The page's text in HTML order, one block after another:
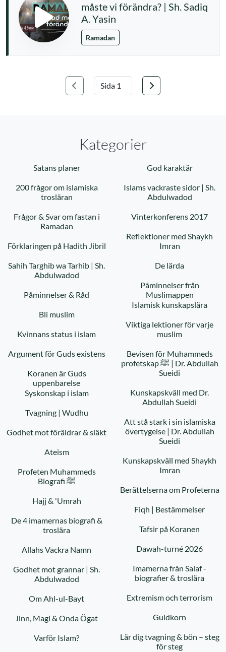
måste vi förändra? | Sh. Sadiq
A. Yasin
Ramadan
Föregående
Välj sida
Nästa
Kategorier
Satans planer God karaktär
200 frågor om islamiska
trosläran
Islams vackraste sidor | Sh.
Abdulwadod
Frågor & Svar om fastan i
Ramadan
Vinterkonferens 2017
Reflektioner med Shaykh
Imran
Förklaringen på Hadith Jibril
Sahih Targhib wa Tarhib | Sh.
Abdulwadod
De lärda
Påminnelser från
Muslimappen
Påminnelser & Råd
Islamisk kunskapslära
Bli muslim
Viktiga lektioner för varje
muslim
Kvinnans status i islam
Argument för Guds existens
Bevisen för Muhammeds
profetskap ﷺ | Dr. Abdullah
Sueidi
Koranen är Guds
uppenbarelse
Kunskapskväll med Dr.
Abdullah Sueidi
Syskonskap i islam
Tvagning | Wudhu
Att stå stark i sin islamiska
övertygelse | Dr. Abdullah
Sueidi
Godhet mot föräldrar & släkt
Ateism
Kunskapskväll med Shaykh
Imran
Profeten Muhammeds
Biografi ﷺ
Berättelserna om Profeterna
Hajj & 'Umrah
Fiqh | Bestämmelser
De 4 imamernas biografi &
troslära
Tafsir på Koranen
Dawah-turné 2026
Allahs Vackra Namn
Imamerna från Salaf -
biografier & troslära
Godhet mot grannar | Sh.
Abdulwadod
Extremism och terrorism
Om Ahl-ul-Bayt
Guldkorn
Jinn, Magi & Onda Ögat
Lär dig tvagning & bön – steg
för steg
Varför Islam?